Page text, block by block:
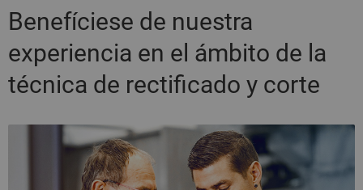
Benefíciese de nuestra
experiencia en el ámbito de la
técnica de rectificado y corte